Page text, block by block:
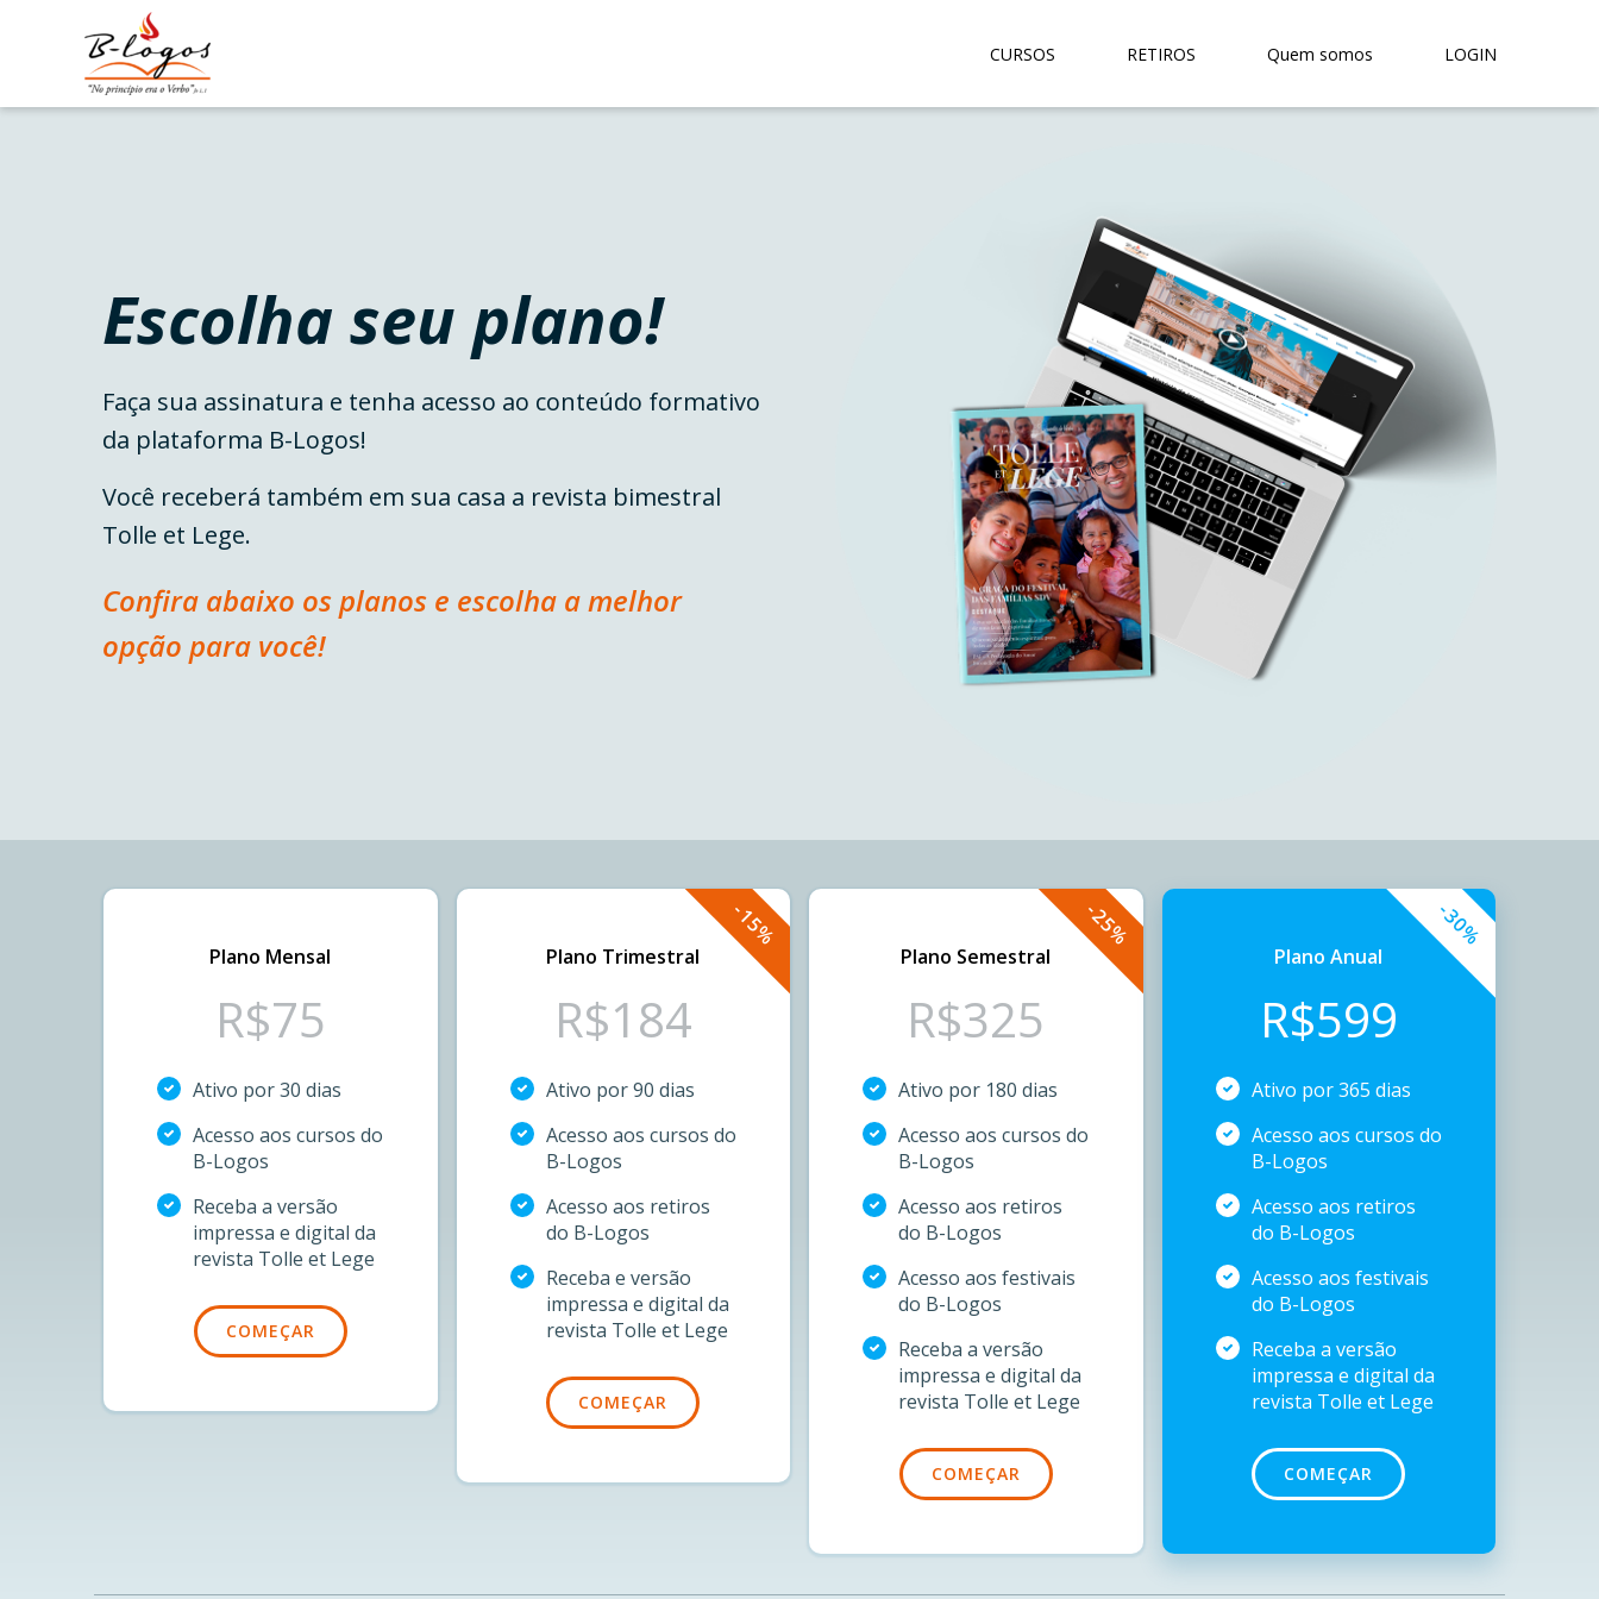
CURSOS RETIROS Quem somos LOGIN
Escolha seu plano!
Faça sua assinatura e tenha acesso ao conteúdo formativo
da plataforma B-Logos!
Você receberá também em sua casa a revista bimestral
Tolle et Lege.
Confira abaixo os planos e escolha a melhor
opção para você!
Plano Mensal
R$75
Ativo por 30 dias
Acesso aos cursos do
B-Logos
Receba a versão
impressa e digital da
revista Tolle et Lege
COMEÇAR
-15%
Plano Trimestral
R$184
Ativo por 90 dias
Acesso aos cursos do
B-Logos
Acesso aos retiros
do B-Logos
Receba e versão
impressa e digital da
revista Tolle et Lege
COMEÇAR
-25%
Plano Semestral
R$325
Ativo por 180 dias
Acesso aos cursos do
B-Logos
Acesso aos retiros
do B-Logos
Acesso aos festivais
do B-Logos
Receba a versão
impressa e digital da
revista Tolle et Lege
COMEÇAR
-30%
Plano Anual
R$599
Ativo por 365 dias
Acesso aos cursos do
B-Logos
Acesso aos retiros
do B-Logos
Acesso aos festivais
do B-Logos
Receba a versão
impressa e digital da
revista Tolle et Lege
COMEÇAR